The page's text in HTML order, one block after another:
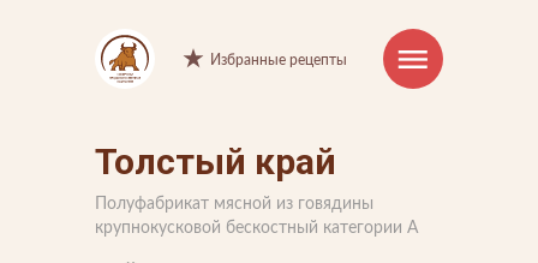
Интернет-магазин
Продукция
Избранные рецепты
Толстый край
Полуфабрикат мясной из говядины
крупнокусковой бескостный категории А